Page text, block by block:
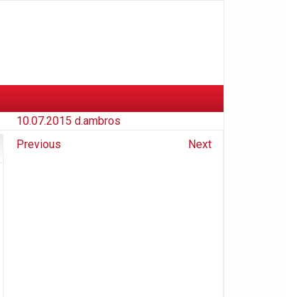
10.07.2015 d.ambros
Previous
Next